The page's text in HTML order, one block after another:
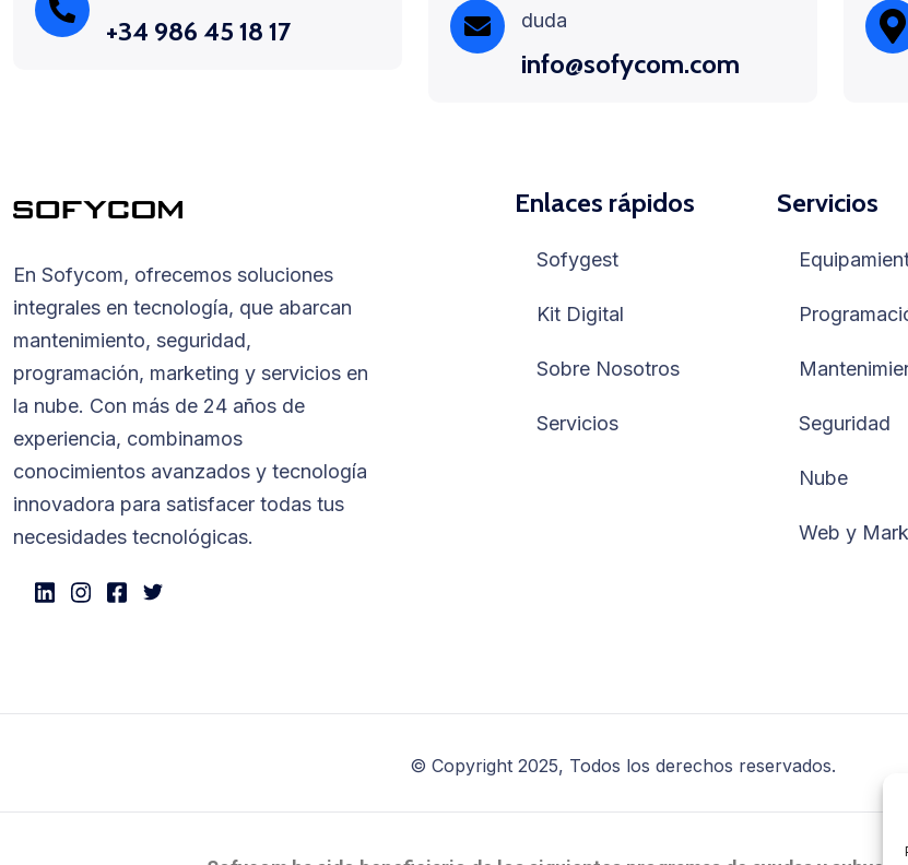
+34 986 45 18 17
duda
info@sofycom.com
En Sofycom, ofrecemos soluciones
integrales en tecnología, que abarcan
mantenimiento, seguridad,
programación, marketing y servicios en
la nube. Con más de 24 años de
experiencia, combinamos
conocimientos avanzados y tecnología
innovadora para satisfacer todas tus
necesidades tecnológicas.
Enlaces rápidos
Sofygest
Kit Digital
Sobre Nosotros
Servicios
Servicios
Seguridad
Nube
Web y
© Copyright 2025, Todos los derechos reservados.